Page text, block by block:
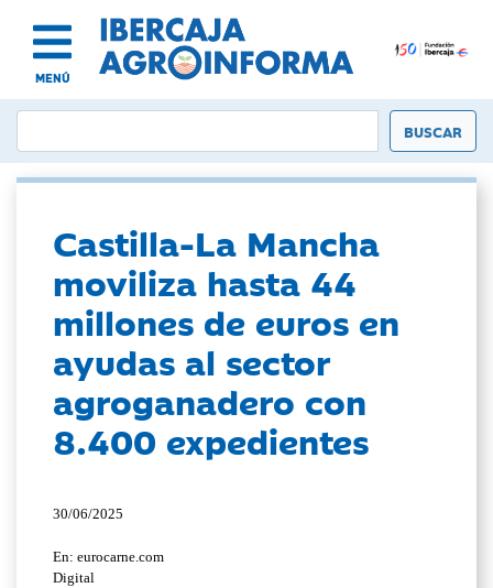
MENÚ
Castilla-La Mancha
moviliza hasta 44
millones de euros en
ayudas al sector
agroganadero con
8.400 expedientes
30/06/2025
En: eurocarne.com
Digital